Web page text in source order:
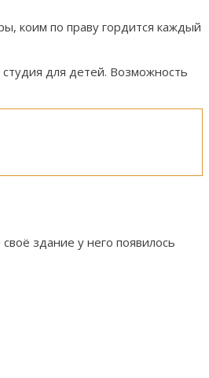
коим по праву гордится каждый
для детей. Возможность
здание у него появилось